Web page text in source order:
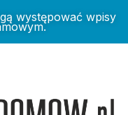
występować wpisy